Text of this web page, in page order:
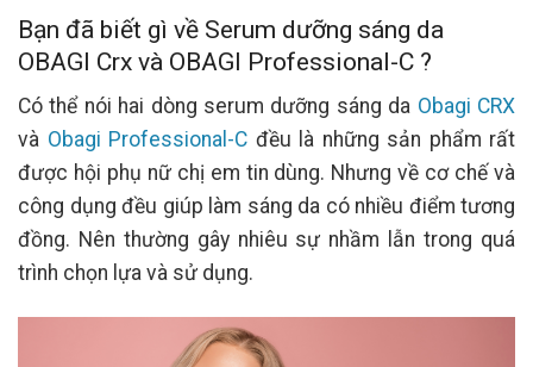
Bạn đã biết gì về Serum dưỡng sáng da
OBAGI Crx và OBAGI Professional-C ?
Có thể nói hai dòng serum dưỡng sáng da Obagi CRX
và Obagi Professional-C đều là những sản phẩm rất
được hội phụ nữ chị em tin dùng. Nhưng về cơ chế và
công dụng đều giúp làm sáng da có nhiều điểm tương
đồng. Nên thường gây nhiêu sự nhầm lẫn trong quá
trình chọn lựa và sử dụng.